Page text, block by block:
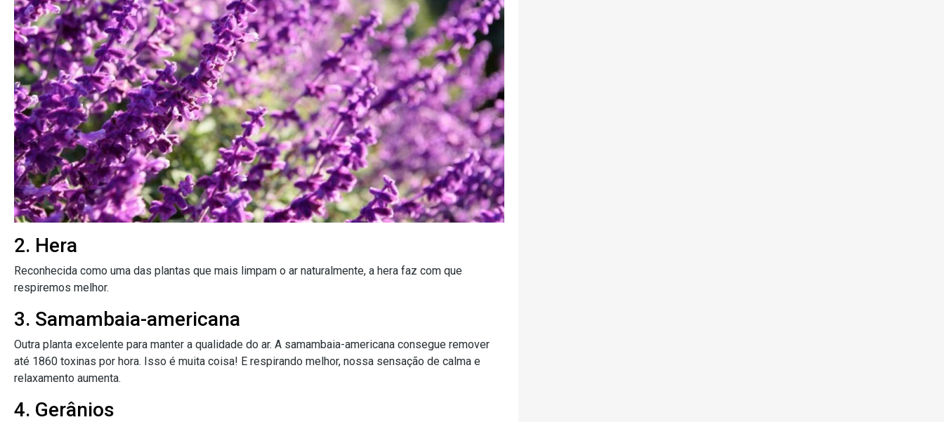
2. Hera
Reconhecida como uma das plantas que mais limpam o ar naturalmente, a hera faz com que
respiremos melhor.
3. Samambaia-americana
Outra planta excelente para manter a qualidade do ar. A samambaia-americana consegue remover
até 1860 toxinas por hora. Isso é muita coisa! E respirando melhor, nossa sensação de calma e
relaxamento aumenta.
4. Gerânios